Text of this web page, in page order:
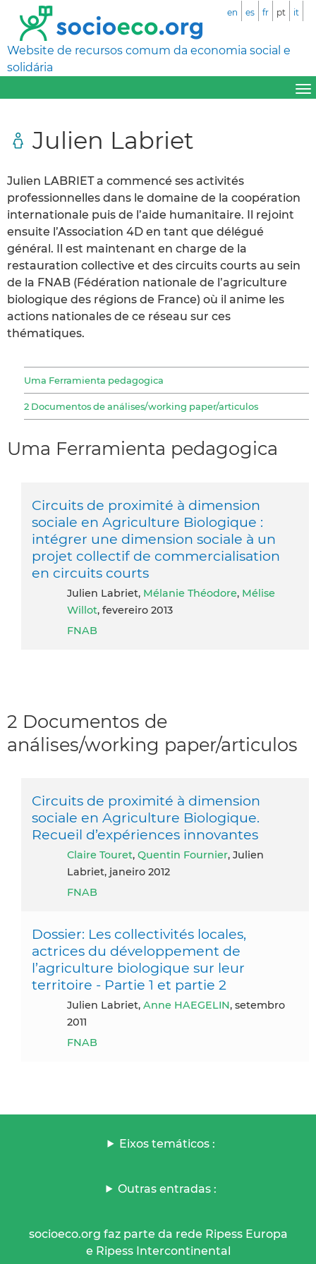
Website de recursos comum da economia social e
solidária
en es fr pt it
Julien Labriet
Julien LABRIET a commencé ses activités
professionnelles dans le domaine de la coopération
internationale puis de l’aide humanitaire. Il rejoint
ensuite l’Association 4D en tant que délégué
général. Il est maintenant en charge de la
restauration collective et des circuits courts au sein
de la FNAB (Fédération nationale de l’agriculture
biologique des régions de France) où il anime les
actions nationales de ce réseau sur ces
thématiques.
Uma Ferramienta pedagogica
2 Documentos de análises/working paper/articulos
Uma Ferramienta pedagogica
Circuits de proximité à dimension
sociale en Agriculture Biologique :
intégrer une dimension sociale à un
projet collectif de commercialisation
en circuits courts
Julien Labriet, Mélanie Théodore, Mélise
Willot, fevereiro 2013
FNAB
2 Documentos de
análises/working paper/articulos
Circuits de proximité à dimension
sociale en Agriculture Biologique.
Recueil d’expériences innovantes
Claire Touret, Quentin Fournier, Julien
Labriet, janeiro 2012
FNAB
Dossier: Les collectivités locales,
actrices du développement de
l’agriculture biologique sur leur
territoire - Partie 1 et partie 2
Julien Labriet, Anne HAEGELIN, setembro
2011
FNAB
Eixos temáticos :
Outras entradas :
socioeco.org faz parte da rede Ripess Europa
e Ripess Intercontinental